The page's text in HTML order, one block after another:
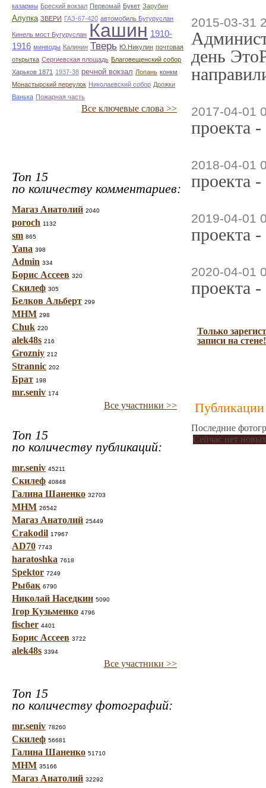
казармы Бреский вокзал Первомай Букет Зарубин
Алупка ЗВЕРИ ГАЗ-67-420 автомобиль Бугуруслан
Кинель мост Бугуруслан Кашин 1910-
1916 минводы Калинин Тверь Ю.Никулин почтовая
открытка Сергиевская площадь Благовещенский собор
Харьков 1871 1937-38 речной вокзал Лопань конкм
Монастырский переулок Николаевский собор Дрожки
Ванька Пожарная часть
Все ключевые слова >>
Топ 15
по количеству комментариев:
Магаз Анатолий 2040
poroch 1132
sm 865
Yana 398
Admin 334
Борис Ассеев 320
Скилеф 305
Белков Альберт 299
МНМ 298
Chuk 220
alek48s 216
Grozniy 212
Strannic 202
Брат 198
mr.seniv 174
Все участники >>
Топ 15
по количеству публикаций:
mr.seniv 45211
Скилеф 40848
Галина Шаненко 32703
МНМ 26542
Магаз Анатолий 25449
Crakodil 17967
AD70 7743
haratoshka 7618
Spektor 7249
Рыбак 6790
Николай Наседкин 5090
Ігор Кузьменко 4796
fischer 4401
Борис Ассеев 3722
alek48s 3394
Все участники >>
Топ 15
по количеству фотографий:
mr.seniv 78260
Скилеф 56681
Галина Шаненко 51710
МНМ 35166
Магаз Анатолий 32292
2015-03-31
день
2017-04-01
проекта
2018-04-01
проекта
2019-04-01
проекта
2020-04-01
проекта
Только
записи на стене!
Публикации
Последние
Сейчас нет